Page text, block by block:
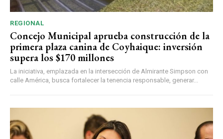
REGIONAL
Concejo Municipal aprueba construcción de la
primera plaza canina de Coyhaique: inversión
supera los $170 millones
La iniciativa, emplazada en la intersección de Almirante Simpson con
calle América, busca fortalecer la tenencia responsable, generar...